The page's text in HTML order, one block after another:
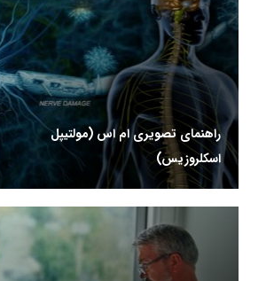
راهنمای تصویری ام اس (مولتیپل
اسکلروزیس)